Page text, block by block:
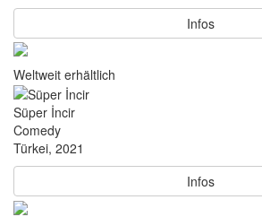
Infos
Weltweit erhältlich
Süper İncir
Comedy
Türkei, 2021
Infos